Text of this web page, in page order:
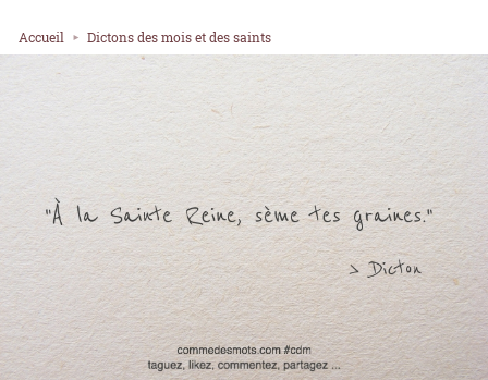
Accueil Dictons des mois et des saints